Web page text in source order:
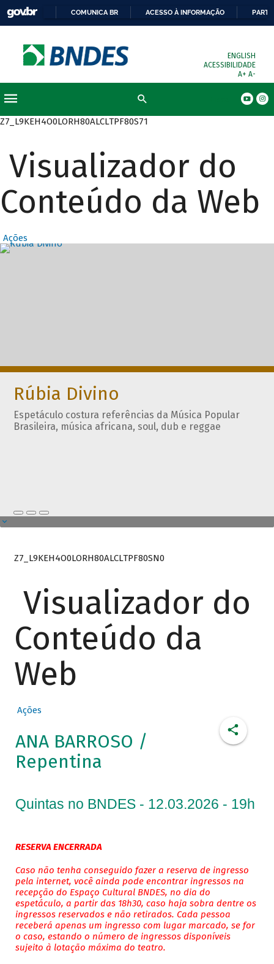
COMUNICA BR ACESSO À INFORMAÇÃO
ENGLISH
ACESSIBILIDADE
A+ A-
Z7_L9KEH4O0LORH80ALCLTPF80S71
Visualizador do
Conteúdo da Web
Ações
Destaques
Rúbia Divino
Espetáculo costura referências da Música Popular
Brasileira, música africana, soul, dub e reggae
Z7_L9KEH4O0LORH80ALCLTPF80SN0
Visualizador do
Conteúdo da
Web
Ações
ANA BARROSO /
Repentina
Quintas no BNDES - 12.03.2026 - 19h
RESERVA ENCERRADA
Caso não tenha conseguido fazer a reserva de ingresso
pela internet, você ainda pode encontrar ingressos na
recepção do Espaço Cultural BNDES, no dia do
espetáculo, a partir das 18h30, caso haja sobra dentre os
ingressos reservados e não retirados. Cada pessoa
receberá apenas um ingresso com lugar marcado, se for
o caso, estando o número de ingressos disponíveis
sujeito à lotação máxima do teatro.